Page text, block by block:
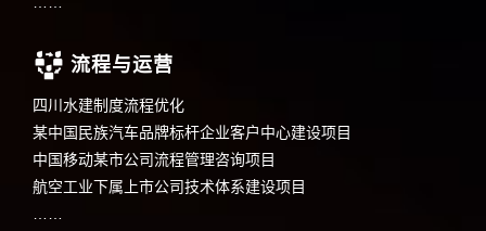
流程与运营
四川水建制度流程优化
某中国民族汽车品牌标杆企业客户中心建设项目
中国移动某市公司流程管理咨询项目
航空工业下属上市公司技术体系建设项目